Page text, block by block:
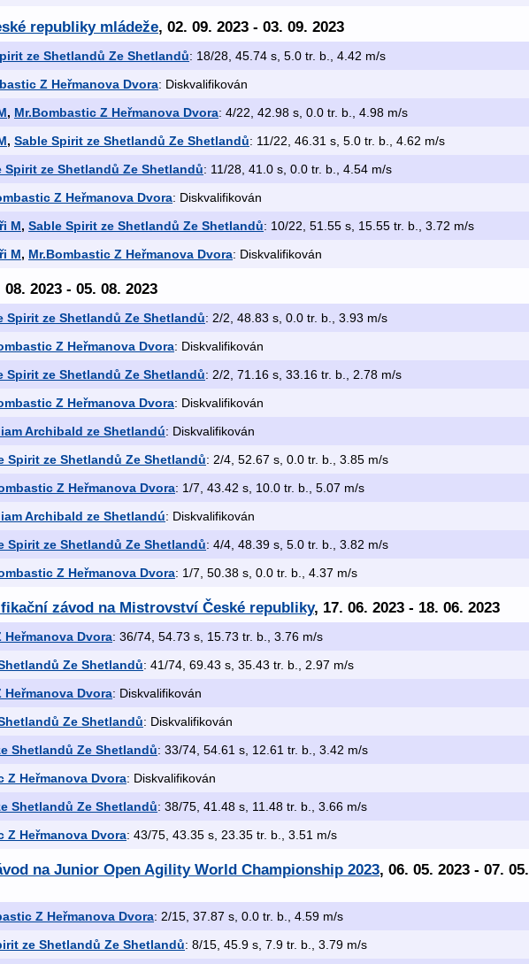
republiky mládeže, 02. 09. 2023 - 03. 09. 2023
ze Shetlandů Ze Shetlandů: 18/28, 45.74 s, 5.0 tr. b., 4.42 m/s
Z Heřmanova Dvora: Diskvalifikován
, Mr.Bombastic Z Heřmanova Dvora: 4/22, 42.98 s, 0.0 tr. b., 4.98 m/s
, Sable Spirit ze Shetlandů Ze Shetlandů: 11/22, 46.31 s, 5.0 tr. b., 4.62 m/s
Spirit ze Shetlandů Ze Shetlandů: 11/28, 41.0 s, 0.0 tr. b., 4.54 m/s
Z Heřmanova Dvora: Diskvalifikován
M, Sable Spirit ze Shetlandů Ze Shetlandů: 10/22, 51.55 s, 15.55 tr. b., 3.72 m/s
M, Mr.Bombastic Z Heřmanova Dvora: Diskvalifikován
08. 2023 - 05. 08. 2023
Spirit ze Shetlandů Ze Shetlandů: 2/2, 48.83 s, 0.0 tr. b., 3.93 m/s
Z Heřmanova Dvora: Diskvalifikován
Spirit ze Shetlandů Ze Shetlandů: 2/2, 71.16 s, 33.16 tr. b., 2.78 m/s
Z Heřmanova Dvora: Diskvalifikován
Archibald ze Shetlandú: Diskvalifikován
Spirit ze Shetlandů Ze Shetlandů: 2/4, 52.67 s, 0.0 tr. b., 3.85 m/s
Z Heřmanova Dvora: 1/7, 43.42 s, 10.0 tr. b., 5.07 m/s
Archibald ze Shetlandú: Diskvalifikován
Spirit ze Shetlandů Ze Shetlandů: 4/4, 48.39 s, 5.0 tr. b., 3.82 m/s
Z Heřmanova Dvora: 1/7, 50.38 s, 0.0 tr. b., 4.37 m/s
závod na Mistrovství České republiky, 17. 06. 2023 - 18. 06. 2023
Heřmanova Dvora: 36/74, 54.73 s, 15.73 tr. b., 3.76 m/s
Ze Shetlandů: 41/74, 69.43 s, 35.43 tr. b., 2.97 m/s
Heřmanova Dvora: Diskvalifikován
Ze Shetlandů: Diskvalifikován
Shetlandů Ze Shetlandů: 33/74, 54.61 s, 12.61 tr. b., 3.42 m/s
Z Heřmanova Dvora: Diskvalifikován
Shetlandů Ze Shetlandů: 38/75, 41.48 s, 11.48 tr. b., 3.66 m/s
Z Heřmanova Dvora: 43/75, 43.35 s, 23.35 tr. b., 3.51 m/s
na Junior Open Agility World Championship 2023, 06. 05. 2023 - 07. 05.
Z Heřmanova Dvora: 2/15, 37.87 s, 0.0 tr. b., 4.59 m/s
ze Shetlandů Ze Shetlandů: 8/15, 45.9 s, 7.9 tr. b., 3.79 m/s